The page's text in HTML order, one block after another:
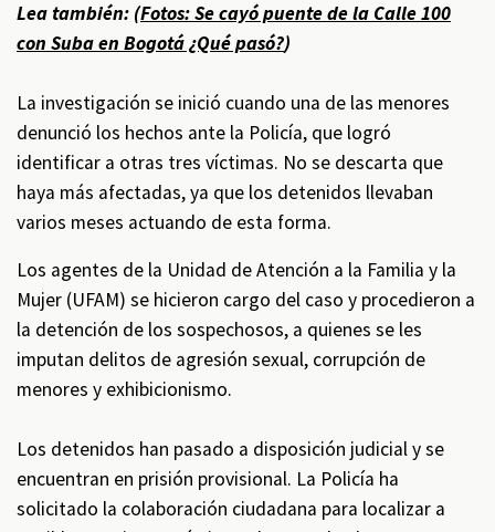
Lea también: (Fotos: Se cayó puente de la Calle 100
con Suba en Bogotá ¿Qué pasó?)
La investigación se inició cuando una de las menores
denunció los hechos ante la Policía, que logró
identificar a otras tres víctimas. No se descarta que
haya más afectadas, ya que los detenidos llevaban
varios meses actuando de esta forma.
Los agentes de la Unidad de Atención a la Familia y la
Mujer (UFAM) se hicieron cargo del caso y procedieron a
la detención de los sospechosos, a quienes se les
imputan delitos de agresión sexual, corrupción de
menores y exhibicionismo.
Los detenidos han pasado a disposición judicial y se
encuentran en prisión provisional. La Policía ha
solicitado la colaboración ciudadana para localizar a